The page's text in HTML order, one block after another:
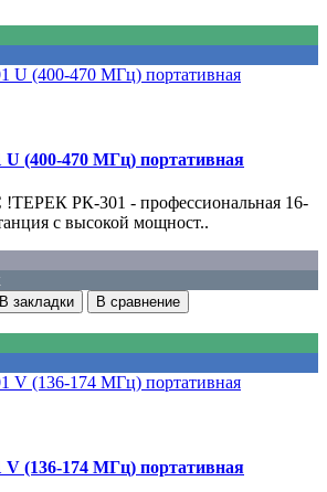
(400-470 МГц) портативная
!ТЕРЕК РК-301 - профессиональная 16-
с высокой мощност..
В закладки В сравнение
(136-174 МГц) портативная